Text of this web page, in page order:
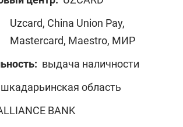
Uzcard, China Union Pay,
Mastercard, Maestro, МИР
выдача наличности
область
BANK